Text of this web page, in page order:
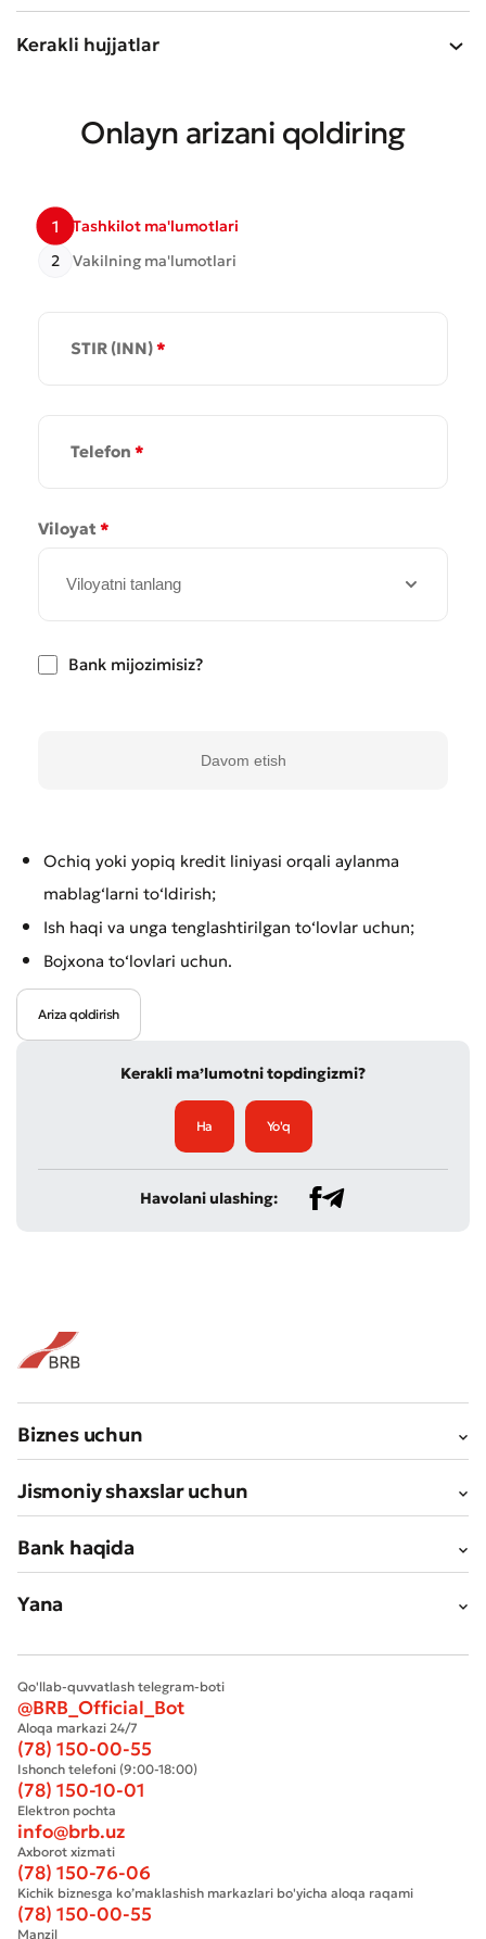
Yuborish
* Barcha maydonlar to'ldirilishi shart
Yuborish
Kerakli hujjatlar
Onlayn arizani qoldiring
1
Tashkilot ma'lumotlari
2
Vakilning ma'lumotlari
STIR (INN)*
Telefon *
Viloyat*
Viloyatni tanlang
Bank mijozimisiz?
Davom etish
Ochiq yoki yopiq kredit liniyasi orqali aylanma
mablag‘larni to‘ldirish;
Ish haqi va unga tenglashtirilgan to‘lovlar uchun;
Bojxona to‘lovlari uchun.
Ariza qoldirish
Kerakli ma’lumotni topdingizmi?
Ha Yo'q
Havolani ulashing:
Biznes uchun
Jismoniy shaxslar uchun
Bank haqida
Yana
Qo'llab-quvvatlash telegram-boti
@BRB_Official_Bot
Aloqa markazi 24/7
(78) 150-00-55
Ishonch telefoni (9:00-18:00)
(78) 150-10-01
Elektron pochta
info@brb.uz
Axborot xizmati
(78) 150-76-06
Kichik biznesga ko’maklashish markazlari bo'yicha aloqa raqami
(78) 150-00-55
Manzil